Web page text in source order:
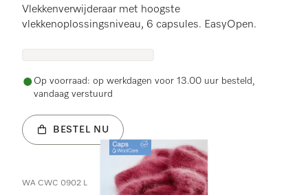
Vlekkenverwijderaar met hoogste
vlekkenoplossingsniveau, 6 capsules. EasyOpen.
Op voorraad: op werkdagen voor 13.00 uur besteld,
vandaag verstuurd
BESTEL NU
WA CWC 0902 L